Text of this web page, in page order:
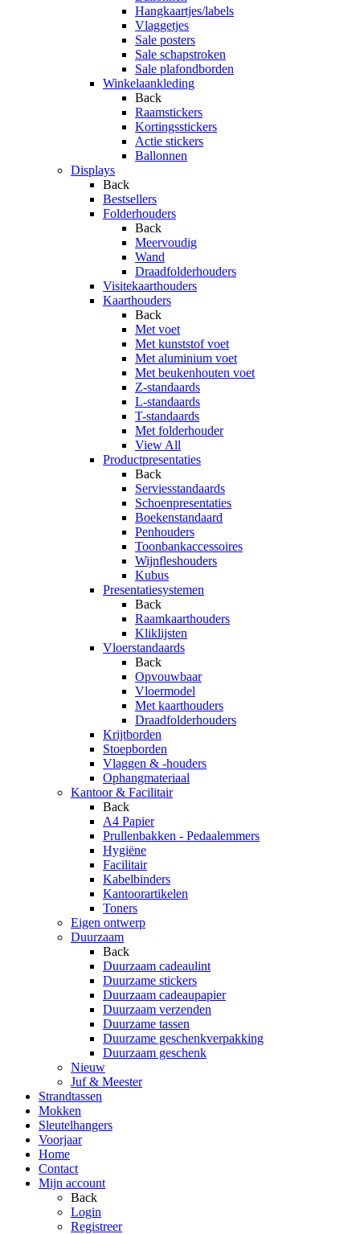
Hangkaartjes/labels
Vlaggetjes
Sale posters
Sale schapstroken
Sale plafondborden
Winkelaankleding
Back
Raamstickers
Kortingsstickers
Actie stickers
Ballonnen
Displays
Back
Bestsellers
Folderhouders
Back
Meervoudig
Wand
Draadfolderhouders
Visitekaarthouders
Kaarthouders
Back
Met voet
Met kunststof voet
Met aluminium voet
Met beukenhouten voet
Z-standaards
L-standaards
T-standaards
Met folderhouder
View All
Productpresentaties
Back
Serviesstandaards
Schoenpresentaties
Boekenstandaard
Penhouders
Toonbankaccessoires
Wijnfleshouders
Kubus
Presentatiesystemen
Back
Raamkaarthouders
Kliklijsten
Vloerstandaards
Back
Opvouwbaar
Vloermodel
Met kaarthouders
Draadfolderhouders
Krijtborden
Stoepborden
Vlaggen & -houders
Ophangmateriaal
Kantoor & Facilitair
Back
A4 Papier
Prullenbakken - Pedaalemmers
Hygiëne
Facilitair
Kabelbinders
Kantoorartikelen
Toners
Eigen ontwerp
Duurzaam
Back
Duurzaam cadeaulint
Duurzame stickers
Duurzaam cadeaupapier
Duurzaam verzenden
Duurzame tassen
Duurzame geschenkverpakking
Duurzaam geschenk
Nieuw
Juf & Meester
Strandtassen
Mokken
Sleutelhangers
Voorjaar
Home
Contact
Mijn account
Back
Login
Registreer